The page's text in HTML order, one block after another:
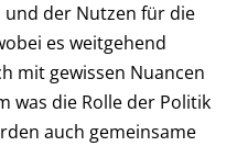
und der Nutzen für die
es weitgehend
mit gewissen Nuancen
was die Rolle der Politik
auch gemeinsame